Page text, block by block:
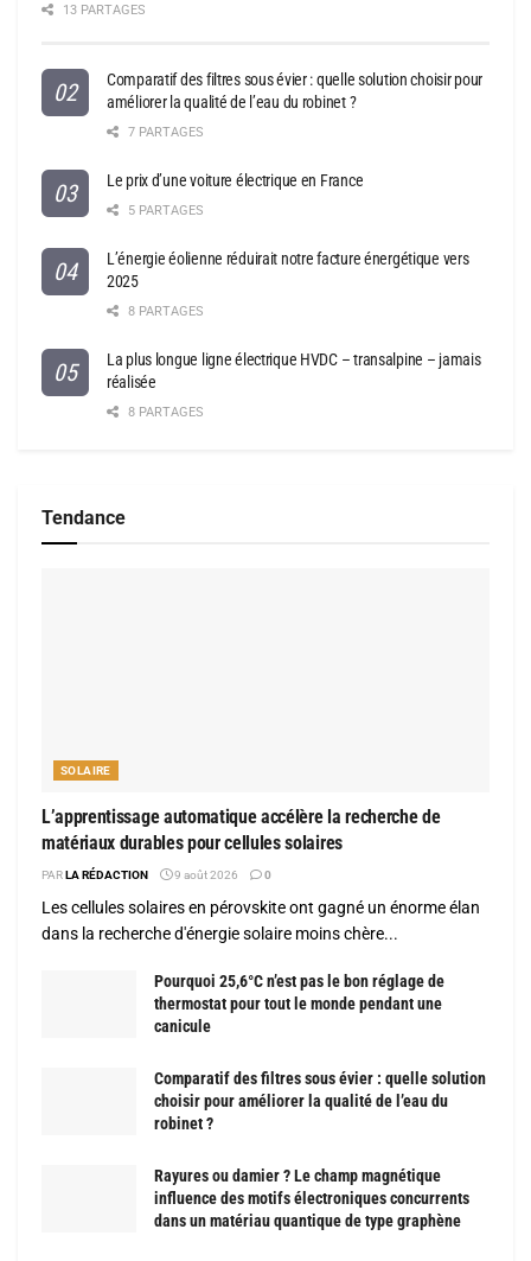
13 PARTAGES
Comparatif des filtres sous évier : quelle solution choisir pour
améliorer la qualité de l’eau du robinet ?
7 PARTAGES
Le prix d’une voiture électrique en France
5 PARTAGES
L’énergie éolienne réduirait notre facture énergétique vers
2025
8 PARTAGES
La plus longue ligne électrique HVDC – transalpine – jamais
réalisée
8 PARTAGES
Tendance
SOLAIRE
L’apprentissage automatique accélère la recherche de
matériaux durables pour cellules solaires
PARLA RÉDACTION 9 août 2026 0
Les cellules solaires en pérovskite ont gagné un énorme élan
dans la recherche d'énergie solaire moins chère...
Pourquoi 25,6°C n’est pas le bon réglage de
thermostat pour tout le monde pendant une
canicule
Comparatif des filtres sous évier : quelle solution
choisir pour améliorer la qualité de l’eau du
robinet ?
Rayures ou damier ? Le champ magnétique
influence des motifs électroniques concurrents
dans un matériau quantique de type graphène